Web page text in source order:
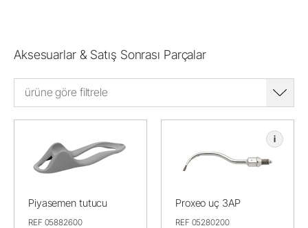
Aksesuarlar & Satış Sonrası Parçalar
ürüne göre filtrele
Piyasemen tutucu
REF 05882600
i
Proxeo uç 3AP
REF 05280200